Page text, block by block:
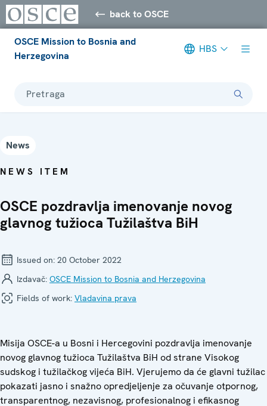
back to OSCE
OSCE Mission to Bosnia and
Herzegovina
HBS
Pretraga
News
NEWS ITEM
OSCE pozdravlja imenovanje novog
glavnog tužioca Tužilaštva BiH
Issued on: 20 October 2022
Izdavač: OSCE Mission to Bosnia and Herzegovina
Fields of work: Vladavina prava
Misija OSCE-a u Bosni i Hercegovini pozdravlja imenovanje
novog glavnog tužioca Tužilaštva BiH od strane Visokog
sudskog i tužilačkog vijeća BiH. Vjerujemo da će glavni tužilac
pokazati jasno i snažno opredjeljenje za očuvanje otpornog,
transparentnog, nezavisnog, profesionalnog i efikasnog